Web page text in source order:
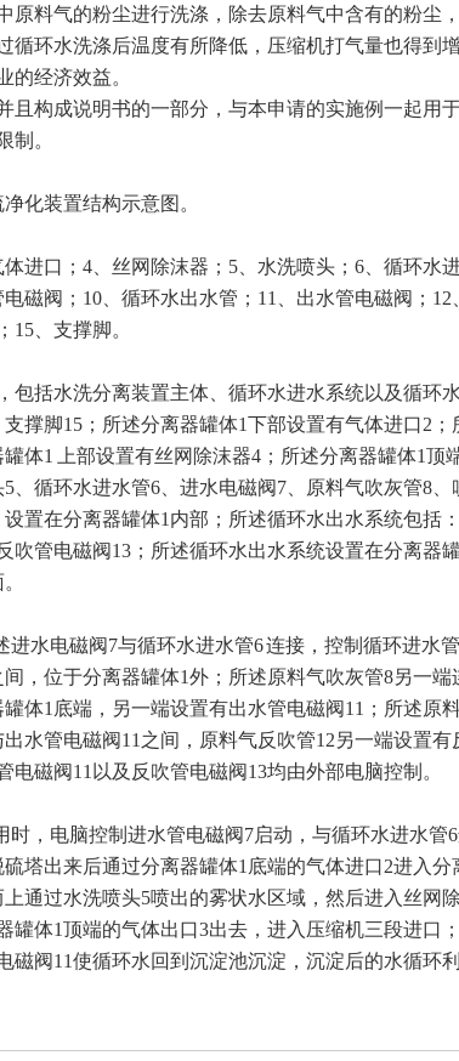
原料气的粉尘进行洗涤，除去原料气中含有的粉尘
环水洗涤后温度有所降低，压缩机打气量也得到
的经济效益。
且构成说明书的一部分，与本申请的实施例一起用
制。
化装置结构示意图。
进口；4、丝网除沫器；5、水洗喷头；6、循环水进
磁阀；10、循环水出水管；11、出水管电磁阀；12
15、支撑脚。
包括水洗分离装置主体、循环水进水系统以及循环
撑脚15；所述分离器罐体1下部设置有气体进口2；
体1 上部设置有丝网除沫器4；所述分离器罐体1顶
、循环水进水管6、进水电磁阀7、原料气吹灰管8、
置在分离器罐体1内部；所述循环水出水系统包括
吹管电磁阀13；所述循环水出水系统设置在分离器
水电磁阀7与循环水进水管6 连接，控制循环进水
，位于分离器罐体1外；所述原料气吹灰管8另一端
体1底端，另一端设置有出水管电磁阀11；所述原
水管电磁阀11之间，原料气反吹管12另一端设置有
磁阀11以及反吹管电磁阀13均由外部电脑控制。
时，电脑控制进水管电磁阀7启动，与循环水进水管
塔出来后通过分离器罐体1底端的气体进口2进入分
通过水洗喷头5喷出的雾状水区域，然后进入丝网除
罐体1顶端的气体出口3出去，进入压缩机三段进口
阀11使循环水回到沉淀池沉淀，沉淀后的水循环利